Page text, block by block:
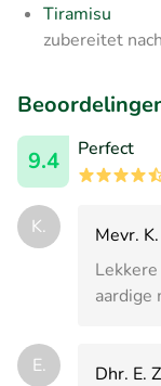
Tiramisu
zubereitet
9.4
Perfect
K.
Mevr.
aardige
E. Dhr. E.